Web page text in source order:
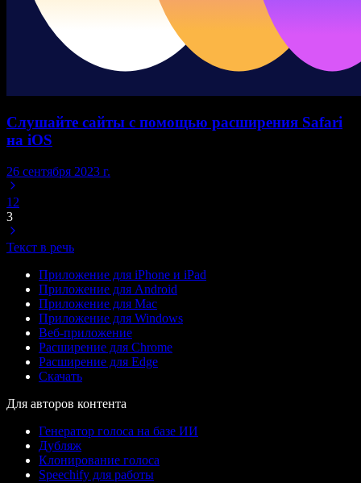
Слушайте сайты с помощью расширения Safari
на iOS
26 сентября 2023 г.
1 2
3
Текст в речь
Приложение для iPhone и iPad
Приложение для Android
Приложение для Mac
Приложение для Windows
Веб-приложение
Расширение для Chrome
Расширение для Edge
Скачать
Для авторов контента
Генератор голоса на базе ИИ
Дубляж
Клонирование голоса
Speechify для работы